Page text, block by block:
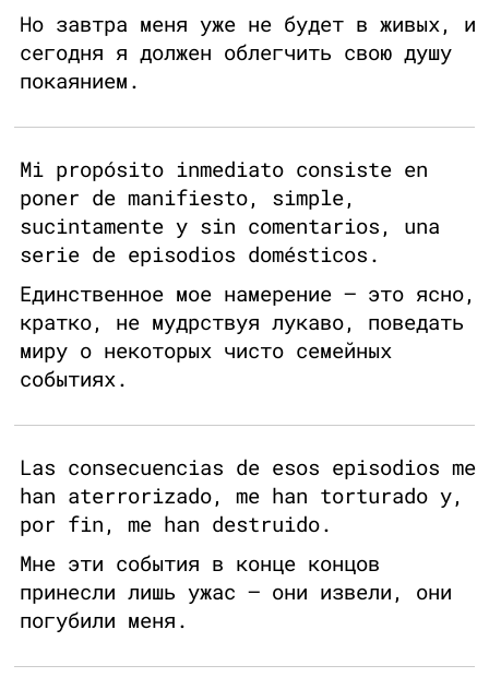
Но завтра меня уже не будет в живых, и
сегодня я должен облегчить свою душу
покаянием.
Mi propósito inmediato consiste en
poner de manifiesto, simple,
sucintamente y sin comentarios, una
serie de episodios domésticos.
Единственное мое намерение — это ясно,
кратко, не мудрствуя лукаво, поведать
миру о некоторых чисто семейных
событиях.
Las consecuencias de esos episodios me
han aterrorizado, me han torturado y,
por fin, me han destruido.
Мне эти события в конце концов
принесли лишь ужас — они извели, они
погубили меня.